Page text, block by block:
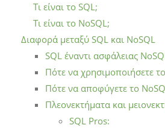
Τι είναι το SQL;
Τι είναι το NoSQL;
Διαφορά μεταξύ SQL και NoSQL
SQL έναντι ασφάλειας
Πότε να χρησιμοποιήσετε
Πότε να αποφύγετε το
Πλεονεκτήματα και
SQL Pros: